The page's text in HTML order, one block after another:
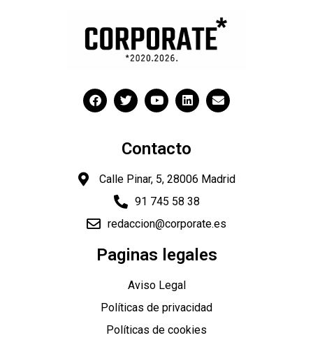
Contacto
Calle Pinar, 5, 28006 Madrid
91 745 58 38
redaccion@corporate.es
Paginas legales
Aviso Legal
Políticas de privacidad
Políticas de cookies